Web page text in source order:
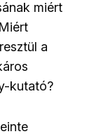
miért
a
kutató?